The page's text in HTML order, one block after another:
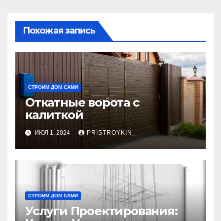
Похожая запись
СТРОИМ ДОМ САМИ
Откатные ворота с
калиткой
ИЮЛ 1, 2024 PRISTROYKIN_
СТРОИМ ДОМ САМИ
Услуги Проектирования: